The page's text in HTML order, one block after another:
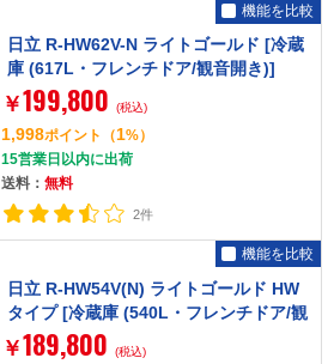
日立 R-HW62V-N ライトゴールド [冷蔵
庫 (617L・フレンチドア/観音開き)]
￥199,800 (税込)
1,998ポイント （1%）
15営業日以内に出荷
送料： 無料
2件
機能を比較
日立 R-HW54V(N) ライトゴールド HW
タイプ [冷蔵庫 (540L・フレンチドア/観
音開き)]
￥189,800 (税込)
機能を比較